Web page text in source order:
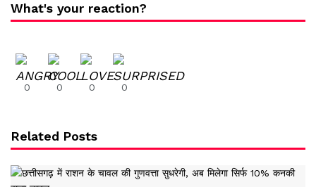
What's your reaction?
0 0 0 0
Related Posts